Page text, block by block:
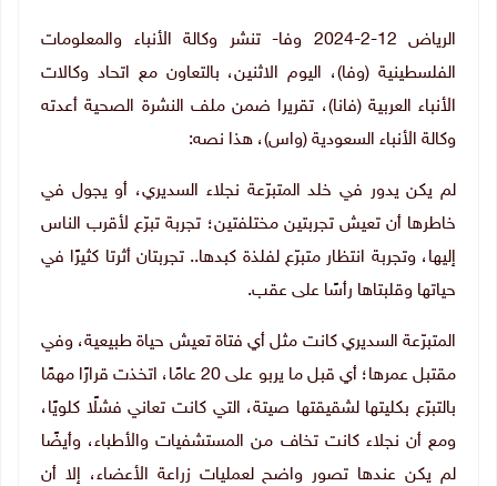
الرياض 12-2-2024 وفا- تنشر وكالة الأنباء والمعلومات
الفلسطينية (وفا)، اليوم الاثنين، بالتعاون مع اتحاد وكالات
الأنباء العربية (فانا)، تقريرا ضمن ملف النشرة الصحية أعدته
وكالة الأنباء السعودية (واس)، هذا نصه:
لم يكن يدور في خلد المتبرّعة نجلاء السديري، أو يجول في
خاطرها أن تعيش تجربتين مختلفتين؛ تجربة تبرّع لأقرب الناس
إليها، وتجربة انتظار متبرّع لفلذة كبدها.. تجربتان أثرتا كثيرًا في
حياتها وقلبتاها رأسًا على عقب.
المتبرّعة السديري كانت مثل أي فتاة تعيش حياة طبيعية، وفي
مقتبل عمرها؛ أي قبل ما يربو على 20 عامًا، اتخذت قرارًا مهمًا
بالتبرّع بكليتها لشقيقتها صيتة، التي كانت تعاني فشلًا كلويًا،
ومع أن نجلاء كانت تخاف من المستشفيات والأطباء، وأيضًا
لم يكن عندها تصور واضح لعمليات زراعة الأعضاء، إلا أن